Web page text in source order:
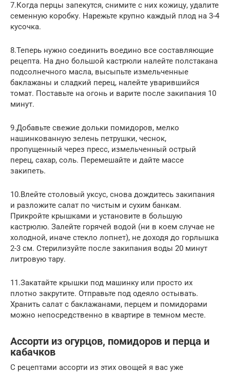
7.Когда перцы запекутся, снимите с них кожицу, удалите
семенную коробку. Нарежьте крупно каждый плод на 3-4
кусочка.
8.Теперь нужно соединить воедино все составляющие
рецепта. На дно большой кастрюли налейте полстакана
подсолнечного масла, высыпьте измельченные
баклажаны и сладкий перец, налейте уварившийся
томат. Поставьте на огонь и варите после закипания 10
минут.
9.Добавьте свежие дольки помидоров, мелко
нашинкованную зелень петрушки, чеснок,
пропущенный через пресс, измельченный острый
перец, сахар, соль. Перемешайте и дайте массе
закипеть.
10.Влейте столовый уксус, снова дождитесь закипания
и разложите салат по чистым и сухим банкам.
Прикройте крышками и установите в большую
кастрюлю. Залейте горячей водой (ни в коем случае не
холодной, иначе стекло лопнет), не доходя до горлышка
2-3 см. Стерилизуйте после закипания воды 20 минут
литровую тару.
11.Закатайте крышки под машинку или просто их
плотно закрутите. Отправьте под одеяло остывать.
Хранить салат с баклажанами, перцем и помидорами
можно непосредственно в квартире в темном месте.
Ассорти из огурцов, помидоров и перца и
кабачков
С рецептами ассорти из этих овощей я вас уже